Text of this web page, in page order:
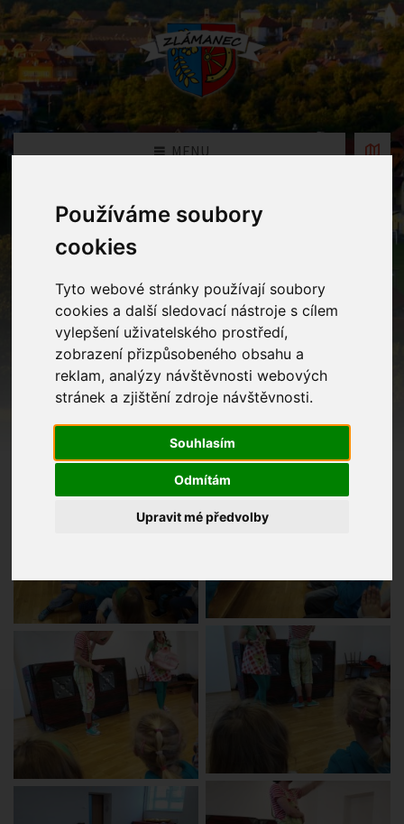
Používáme soubory
cookies
Tyto webové stránky používají soubory
cookies a další sledovací nástroje s cílem
vylepšení uživatelského prostředí,
zobrazení přizpůsobeného obsahu a
reklam, analýzy návštěvnosti webových
stránek a zjištění zdroje návštěvnosti.
Souhlasím
Odmítám
Upravit mé předvolby
MENU
Fotogalerie